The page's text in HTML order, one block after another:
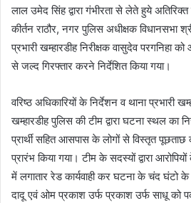
लाल उमेद सिंह द्वारा गंभीरता से लेते हुये
कीर्तन राठौर, नगर पुलिस अधीक्षक विधानसभा
प्रभारी खम्हारडीह निरीक्षक वासुदेव परगनिहा
से जल्द गिरफ्तार करने निर्देशित किया गया।
वरिष्ठ अधिकारियों के निर्देशन व थाना प्रभारी
खम्हारडीह पुलिस की टीम द्वारा घटना स्थल का
प्रार्थी सहित आसपास के लोगों से विस्तृत पूछताछ
प्रारंभ किया गया। टीम के सदस्यों द्वारा
में लगातार रेड कार्यवाही कर घटना के चंद घंटो के
दादू एवं ओम प्रकाश उर्फ प्रकाश उर्फ साधू